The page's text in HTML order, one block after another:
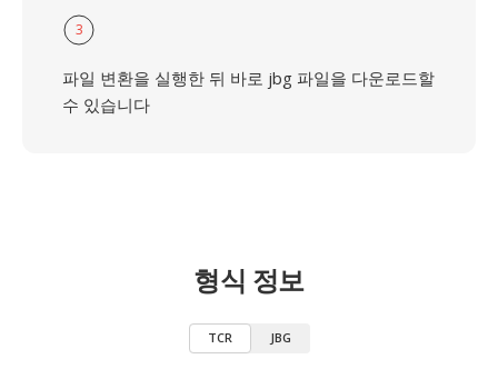
3
파일 변환을 실행한 뒤 바로 jbg 파일을 다운로드할
수 있습니다
형식 정보
TCR JBG